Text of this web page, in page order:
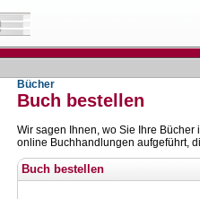
Bücher
Buch bestellen
Wir sagen Ihnen, wo Sie Ihre
online Buchhandlungen aufgeführt,
Buch bestellen